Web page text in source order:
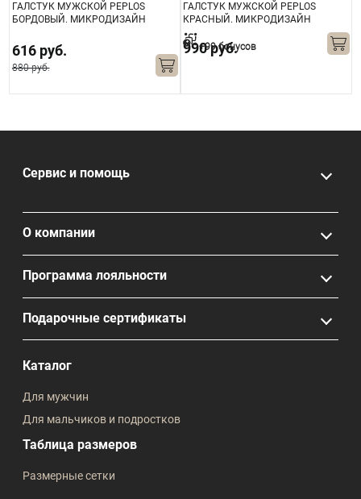
ГАЛСТУК МУЖСКОЙ PEPLOS
БОРДОВЫЙ. МИКРОДИЗАЙН
616 руб.
880 руб.
ГАЛСТУК МУЖСКОЙ PEPLOS
КРАСНЫЙ. МИКРОДИЗАЙН
(400/53)
990 руб.
+99 бонусов
Сервис и помощь
О компании
Программа лояльности
Подарочные сертификаты
Каталог
Для мужчин
Для мальчиков и подростков
Таблица размеров
Размерные сетки